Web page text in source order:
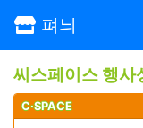
펴늬
씨스페이스 행사
C·SPACE